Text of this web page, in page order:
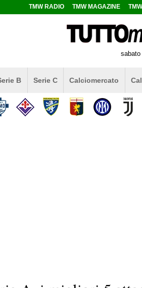
TMW RADIO TMW MAGAZINE
sabato
B Serie C Calciomercato